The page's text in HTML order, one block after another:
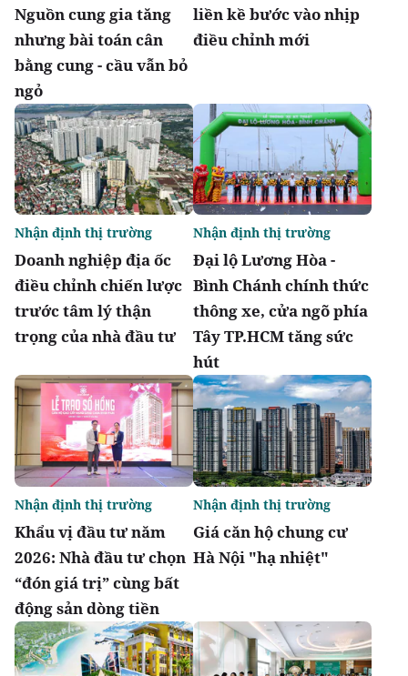
Nguồn cung gia tăng
nhưng bài toán cân
bằng cung - cầu vẫn bỏ
ngỏ
liền kề bước vào nhịp
điều chỉnh mới
Doanh nghiệp địa ốc
điều chỉnh chiến lược
trước tâm lý thận
trọng của nhà đầu tư
Nhận định thị trường
Đại lộ Lương Hòa -
Bình Chánh chính thức
thông xe, cửa ngõ phía
Tây TP.HCM tăng sức
hút
Nhận định thị trường
Khẩu vị đầu tư năm
2026: Nhà đầu tư chọn
“đón giá trị” cùng bất
động sản dòng tiền
Nhận định thị trường
Giá căn hộ chung cư
Hà Nội "hạ nhiệt"
Nhận định thị trường